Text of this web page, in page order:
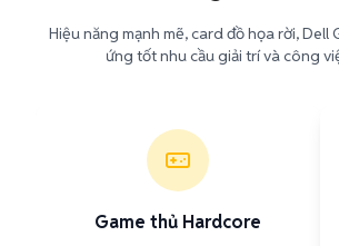
Hiệu năng mạnh mẽ, card đồ họa rời, Dell
ứng tốt nhu cầu giải trí và công
Game thủ Hardcore